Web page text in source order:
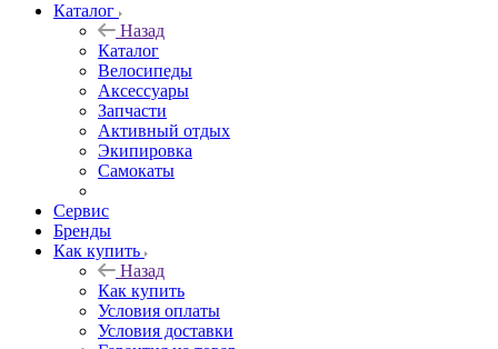
Каталог
Назад
Каталог
Велосипеды
Аксессуары
Запчасти
Активный отдых
Экипировка
Самокаты
Сервис
Бренды
Как купить
Назад
Как купить
Условия оплаты
Условия доставки